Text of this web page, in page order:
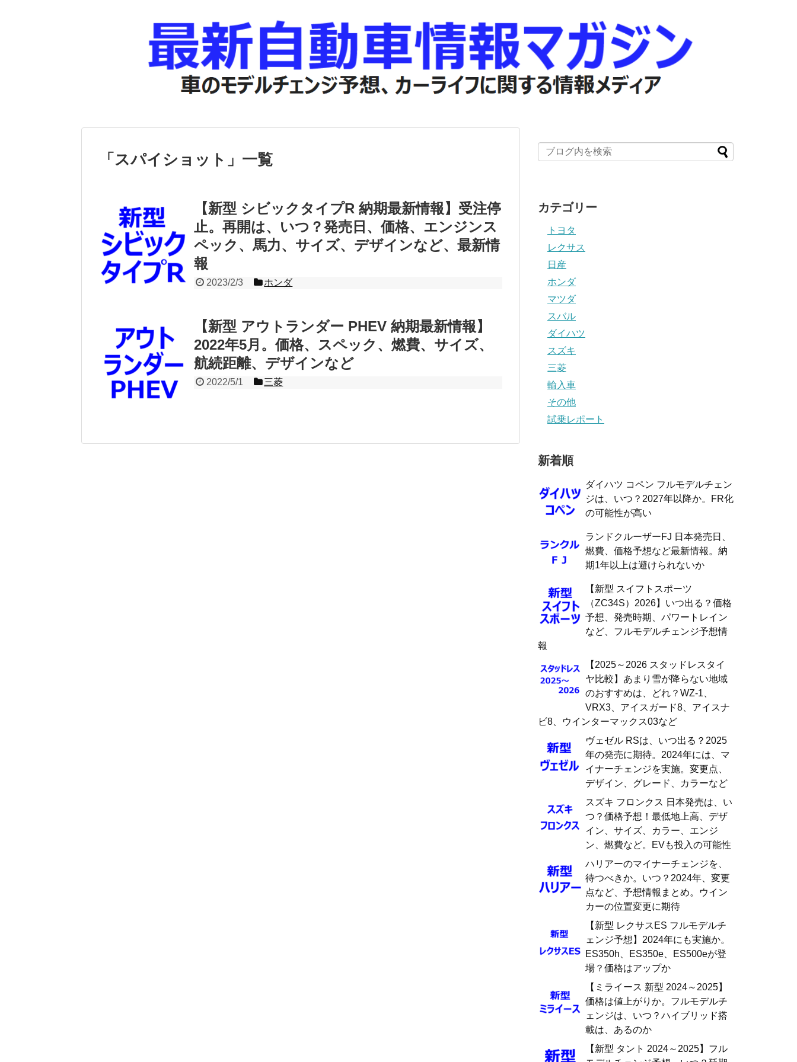
「 スパイショット 」 一覧
【新型 シビックタイプR 納期最新情報】受注停
止。再開は、いつ？発売日、価格、エンジンス
ペック、馬力、サイズ、デザインなど、最新情
報
2023/2/3 ホンダ
【新型 アウトランダー PHEV 納期最新情報】
2022年5月。価格、スペック、燃費、サイズ、
航続距離、デザインなど
2022/5/1 三菱
カテゴリー
トヨタ
レクサス
日産
ホンダ
マツダ
スバル
ダイハツ
スズキ
三菱
輸入車
その他
試乗レポート
新着順
ダイハツ コペン フルモデルチェン
ジは、いつ？2027年以降か。FR化
の可能性が高い
ランドクルーザーFJ 日本発売日、
燃費、価格予想など最新情報。納
期1年以上は避けられないか
【新型 スイフトスポーツ
（ZC34S）2026】いつ出る？価格
予想、発売時期、パワートレイン
など、フルモデルチェンジ予想情
報
【2025～2026 スタッドレスタイ
ヤ比較】あまり雪が降らない地域
のおすすめは、どれ？WZ-1、
VRX3、アイスガード8、アイスナ
ビ8、ウインターマックス03など
ヴェゼル RSは、いつ出る？2025
年の発売に期待。2024年には、マ
イナーチェンジを実施。変更点、
デザイン、グレード、カラーなど
スズキ フロンクス 日本発売は、い
つ？価格予想！最低地上高、デザ
イン、サイズ、カラー、エンジ
ン、燃費など。EVも投入の可能性
ハリアーのマイナーチェンジを、
待つべきか。いつ？2024年、変更
点など、予想情報まとめ。ウイン
カーの位置変更に期待
【新型 レクサスES フルモデルチ
ェンジ予想】2024年にも実施か。
ES350h、ES350e、ES500eが登
場？価格はアップか
【ミライース 新型 2024～2025】
価格は値上がりか。フルモデルチ
ェンジは、いつ？ハイブリッド搭
載は、あるのか
【新型 タント 2024～2025】フル